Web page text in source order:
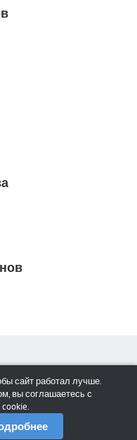
сайт работал лучше.
вы соглашаетесь с